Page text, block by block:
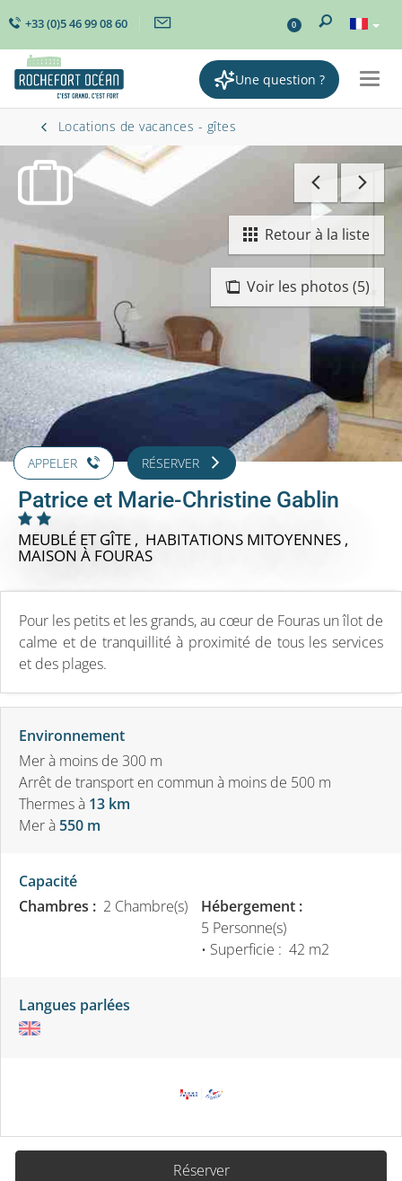
+33 (0)5 46 99 08 60 0
Une question ?
Locations de vacances - gîtes
Voir les photos (5)
Retour à la liste
APPELER RÉSERVER
Patrice et Marie-Christine Gablin
MEUBLÉ ET GÎTE , HABITATIONS MITOYENNES ,
MAISON À FOURAS
Pour les petits et les grands, au cœur de Fouras un îlot de
calme et de tranquillité à proximité de tous les services
et des plages.
Environnement
Mer à moins de 300 m
Arrêt de transport en commun à moins de 500 m
Thermesà 13 km
Merà 550 m
Capacité
Chambres : 2 Chambre(s)
Hébergement :
5 Personne(s)
• Superficie : 42 m2
Langues parlées
Réserver